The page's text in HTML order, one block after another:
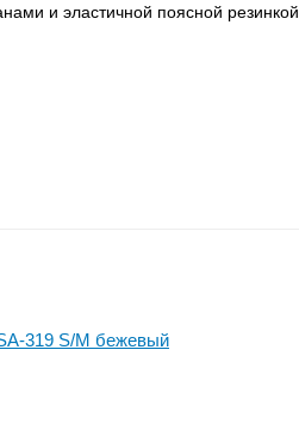
и эластичной поясной резинкой.
319 S/M бежевый